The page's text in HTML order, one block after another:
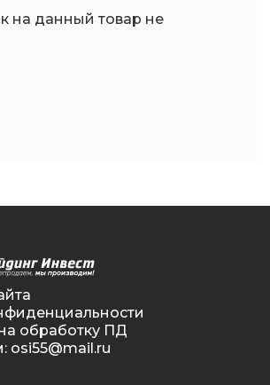
на данный товар не
обработку ПД
osi55@mail.ru